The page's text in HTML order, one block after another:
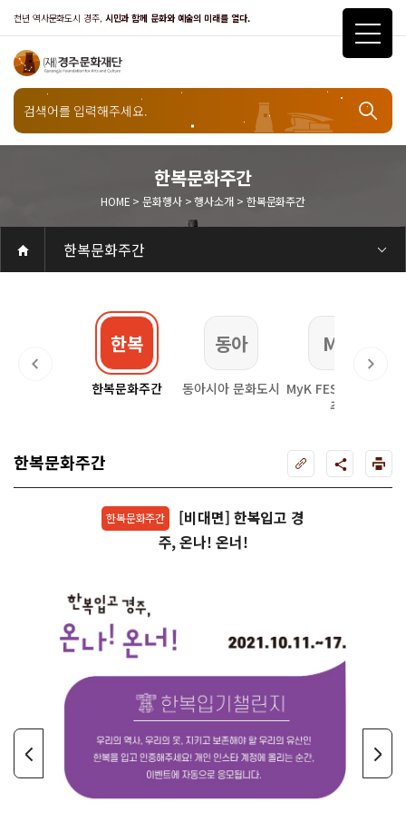
천년 역사문화도시 경주, 시민과 함께 문화와 예술의 미래를 열다.
한복문화주간
HOME > 문화행사 > 행사소개 > 한복문화주간
행사소개
한복문화주간
공연
공연일정
객석안내
화랑홀
화랑홀 2층
화랑홀 3층
원화홀
티켓안내
티켓안내
티켓예매
티켓수령
할인규정
취소·환불규정
문화나눔티켓
공연예절·서비스
공연장 관람예절
공연장 편의서비스
전시
전시일정
현재전시
예정전시
지난전시
전시연계교육신청
알천미술관소장품
전시예절·서비스
미술관 관람예절
미술관 편의서비스
아카데미
교육일정
문화행사
행사일정
행사소개
경주 대릉원돌담길 축제
국제경주역사문화포럼
금속공예관
경주 e스포츠 페스티벌
돗자리피크닉
국제경주역사문화포럼
교촌문화공연 신라오기
신라문화제
국제뮤직페스티벌
경주문화관1918
교촌버스킹
지역예술인 지원사업
봉황대 뮤직스퀘어
경주국악여행
제야의 종 타종식
한수원아트페스티벌
한복문화주간
동아시아 문화도시
MyK FESTA in 경주
경주시 관광기념품 공모전
뉴스
갤러리
대관
대관공고·절차
경주예술의전당
경주문화관1918
대관운영조례
운영조례
경주예술의전당
운영규칙
공연장 및 부대시설
알천미술관
경주문화관1918
사용료
경주예술의전당
경주문화관1918
대관신청
경주예술의전당
경주문화관1918
시설소개
경주예술의전당
시설소개
공연장
화랑홀
원화홀
알천미술관
기타시설
경주문화관1918
시립예술단
시립극단
시립극단 소개
단원현황
시립합창단
시립합창단 소개
단원현황
시립신라고취대
시립신라고취대 소개
단원현황
연간일정
열린마당
공지사항
공지사항
입찰정보
채용정보
자료실
홍보·보도자료
서식·매뉴얼
웹진
Q&A
FAQ
가입 및 정보
공연
전시
아카데미
대관
기타
질문과답변
우수고객
회원안내 · 혜택
우수고객
경주문화재단
인사말
재단소개
비전전략
사업안내
연혁
재단CI
조직도
ESG 윤리·경영
ESG경영 선언문
인권경영선언문
임직원행동강령
문화서비스윤리헌장
통합신고센터
경영공시
경영목표 예산서 운영계획
결산서
임원 및 운영인력 현황 인건비 예산 집행현황
경영실적
외부기관 감사
기타공시
계약현황
기부금현황
업무추진비 복리후생비 내역
오시는길
경주예술의전당
경주문화관1918
신라금속공예관
한복
한복문화주간
동아
동아시아 문화도시
My
MyK FESTA in 경
주
한복문화주간
한복문화주간
[비대면] 한복입고 경
주, 온나! 온너!